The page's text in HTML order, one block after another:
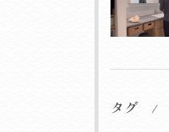
タグ